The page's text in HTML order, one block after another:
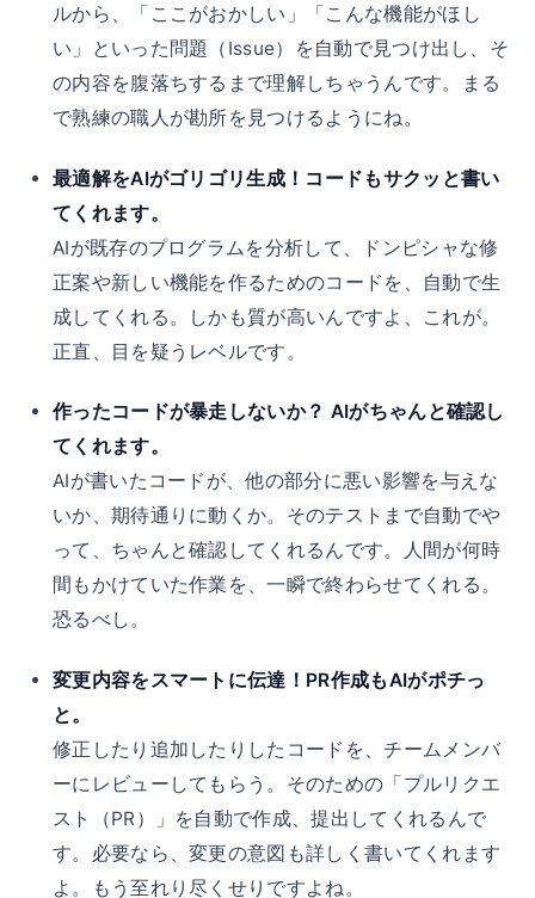
ルから、「ここがおかしい」「こんな機能がほし
い」といった問題（Issue）を自動で見つけ出し、そ
の内容を腹落ちするまで理解しちゃうんです。まる
で熟練の職人が勘所を見つけるようにね。
最適解をAIがゴリゴリ生成！コードもサクッと書い
てくれます。
AIが既存のプログラムを分析して、ドンピシャな修
正案や新しい機能を作るためのコードを、自動で生
成してくれる。しかも質が高いんですよ、これが。
正直、目を疑うレベルです。
作ったコードが暴走しないか？ AIがちゃんと確認し
てくれます。
AIが書いたコードが、他の部分に悪い影響を与えな
いか、期待通りに動くか。そのテストまで自動でや
って、ちゃんと確認してくれるんです。人間が何時
間もかけていた作業を、一瞬で終わらせてくれる。
恐るべし。
変更内容をスマートに伝達！PR作成もAIがポチっ
と。
修正したり追加したりしたコードを、チームメンバ
ーにレビューしてもらう。そのための「プルリクエ
スト（PR）」を自動で作成、提出してくれるんで
す。必要なら、変更の意図も詳しく書いてくれます
よ。もう至れり尽くせりですよね。